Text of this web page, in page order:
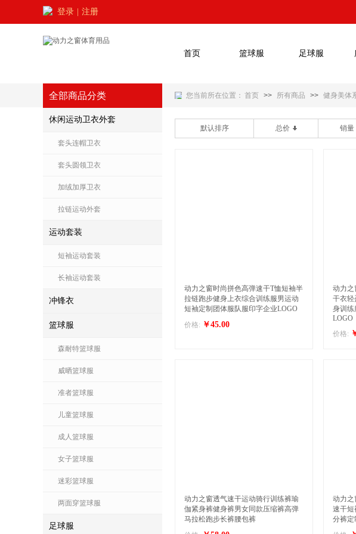
登录 注册
首页 篮球服 足球服
首页 >> 所有商品 >> 健身美体
您当前所在位置：
全部商品分类
休闲运动卫衣外套
套头连帽卫衣
套头圆领卫衣
加绒加厚卫衣
拉链运动外套
运动套装
短袖运动套装
长袖运动套装
冲锋衣
篮球服
森耐特篮球服
威晒篮球服
准者篮球服
儿童篮球服
成人篮球服
女子篮球服
迷彩篮球服
两面穿篮球服
足球服
默认排序 总价 销量
动力之窗时尚拼色高弹速干T恤短袖半
拉链跑步健身上衣综合训练服男运动
短袖定制团体服队服印字企业LOGO
价格: ￥45.00
动力之
干衣轻
身训练
LOGO
价格:
动力之窗透气速干运动骑行训练裤瑜
伽紧身裤健身裤男女同款压缩裤高弹
马拉松跑步长裤腰包裤
动力之
速干短
分裤定